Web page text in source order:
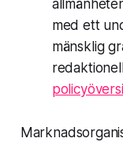
med ett
mänsklig